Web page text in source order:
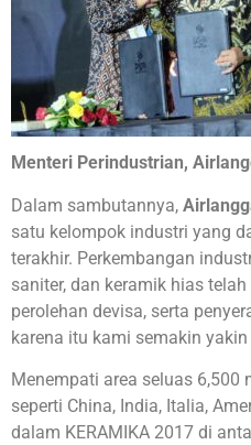
Menteri Perindustrian,
Dalam sambutannya,
satu kelompok industri yang
terakhir. Perkembangan
saniter, dan keramik hias
perolehan devisa, serta
karena itu kami semakin
Menempati area seluas 6,500
seperti China, India, Italia,
dalam KERAMIKA 2017 di